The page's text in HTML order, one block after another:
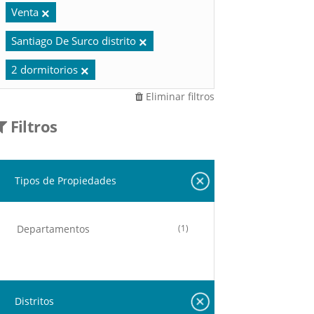
Venta
Santiago De Surco distrito
2 dormitorios
Eliminar filtros
Filtros
Tipos de Propiedades
Departamentos (1)
Distritos